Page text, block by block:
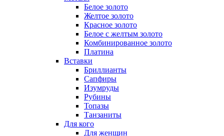
Белое золото
Желтое золото
Красное золото
Белое с желтым золото
Комбинированное золото
Платина
Вставки
Бриллианты
Сапфиры
Изумруды
Рубины
Топазы
Танзаниты
Для кого
Для женщин